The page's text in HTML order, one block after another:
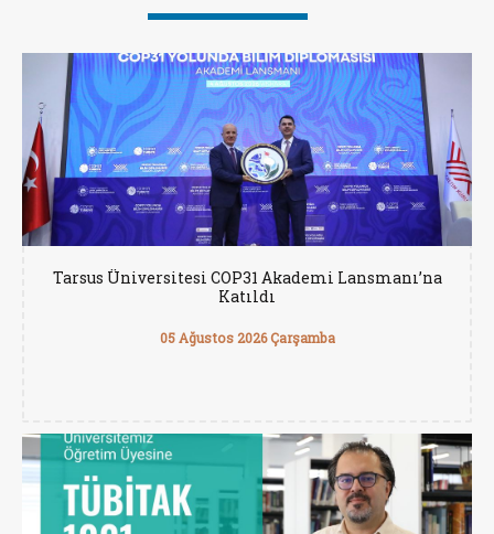
Tarsus Üniversitesi COP31 Akademi Lansmanı’na
Katıldı
05 Ağustos 2026 Çarşamba